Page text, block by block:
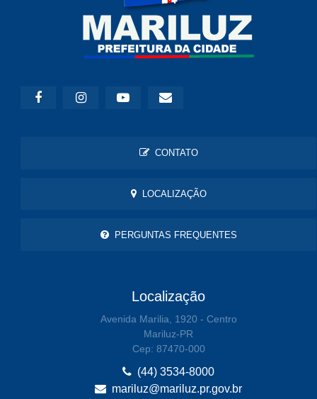
CONTATO
LOCALIZAÇÃO
PERGUNTAS FREQUENTES
Localização
Avenida Marilia, 1920 - Centro
Mariluz-PR
Cep: 87470-000
(44) 3534-8000
mariluz@mariluz.pr.gov.br